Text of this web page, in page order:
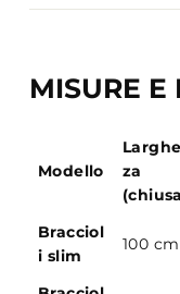
MISURE E
Modello
za
Bracciol
i slim
100 cm